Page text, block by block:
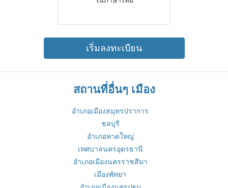
เริ่มลงทะเบียน
สถานที่อื่นๆ เมือง
อำเภอเมืองสมุทรปราการ
ชลบุรี
อำเภอหาดใหญ่
เทศบาลนครอุดรธานี
อำเภอเมืองนครราชสีมา
เมืองพัทยา